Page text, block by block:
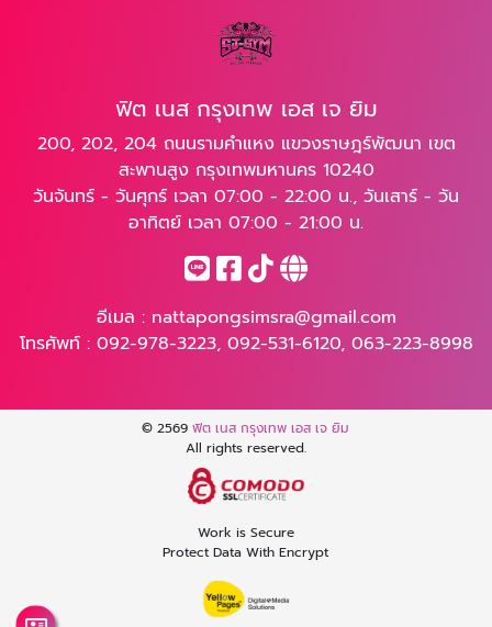
ฟิต เนส กรุงเทพ เอส เจ ยิม
200, 202, 204 ถนนรามคำแหง แขวงราษฎร์พัฒนา เขต
สะพานสูง กรุงเทพมหานคร 10240
วันจันทร์ - วันศุกร์ เวลา 07:00 - 22:00 น., วันเสาร์ - วัน
อาทิตย์ เวลา 07:00 - 21:00 น.
อีเมล : nattapongsimsra@gmail.com
โทรศัพท์ : 092-978-3223, 092-531-6120, 063-223-8998
© 2569ฟิต เนส กรุงเทพ เอส เจ ยิม
All rights reserved.
Work is Secure
Protect Data With Encrypt